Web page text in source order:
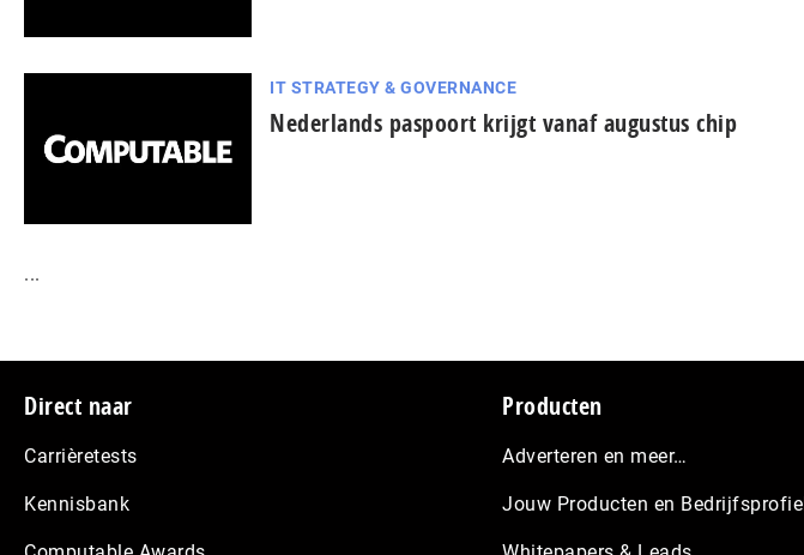
IT STRATEGY & GOVERNANCE
Nederlands paspoort krijgt vanaf augustus chip
...
Footer
Direct naar
Carrièretests
Kennisbank
Producten
Adverteren en meer…
Jouw Producten en Bedrijfsprofiel